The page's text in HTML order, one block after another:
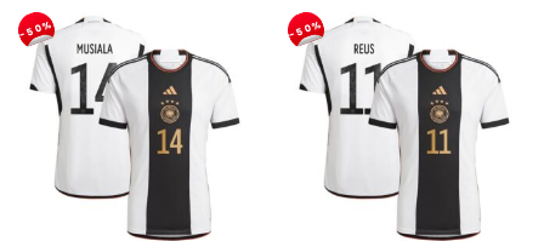
-50% -50%